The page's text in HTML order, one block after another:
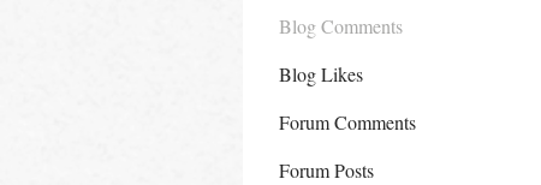
Blog Comments
Blog Likes
Forum Comments
Forum Posts